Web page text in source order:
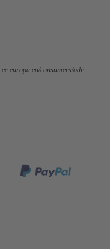
ec.europa.eu/consumers/odr